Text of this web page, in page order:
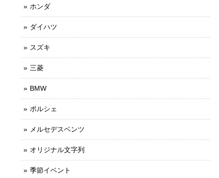
ホンダ
ダイハツ
スズキ
三菱
BMW
ポルシェ
メルセデスベンツ
オリジナル文字列
季節イベント